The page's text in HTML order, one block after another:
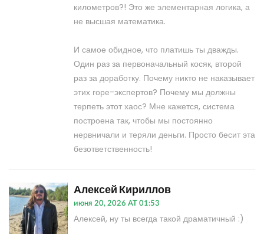
километров?! Это же элементарная логика, а
не высшая математика.
И самое обидное, что платишь ты дважды.
Один раз за первоначальный косяк, второй
раз за доработку. Почему никто не наказывает
этих горе-экспертов? Почему мы должны
терпеть этот хаос? Мне кажется, система
построена так, чтобы мы постоянно
нервничали и теряли деньги. Просто бесит эта
безответственность!
Алексей Кириллов
июня 20, 2026 AT 01:53
Алексей, ну ты всегда такой драматичный :)